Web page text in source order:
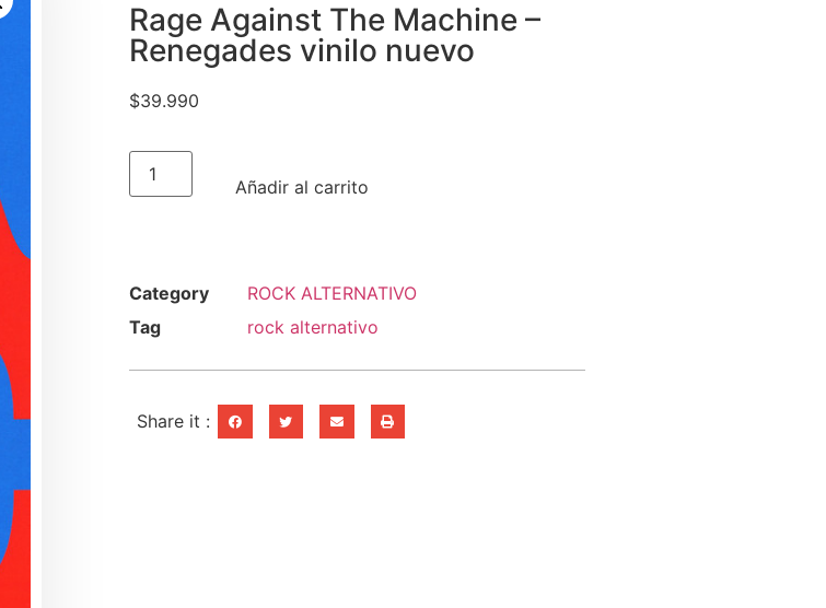
Rage Against The Machine ‎–
Renegades vinilo nuevo
$39.990
Añadir al carrito
Category
ROCK ALTERNATIVO
Tag
rock alternativo
Share it :